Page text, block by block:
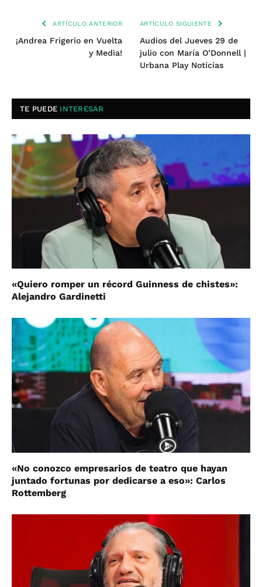
ARTÍCULO ANTERIOR
¡Andrea Frigerio en Vuelta
y Media!
ARTÍCULO SIGUIENTE
Audios del Jueves 29 de
julio con María O’Donnell |
Urbana Play Noticias
TE PUEDE INTERESAR
«Quiero romper un récord Guinness de chistes»:
Alejandro Gardinetti
«No conozco empresarios de teatro que hayan
juntado fortunas por dedicarse a eso»: Carlos
Rottemberg